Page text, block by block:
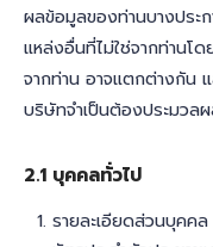
ผลข้อมูลของท่านบางประ
แหล่งอื่นที่ไม่ใช่จากท่าน
จากท่าน อาจแตกต่างกัน
บริษัทจำเป็นต้องประมวล
2.1 บุคคลทั่วไป
รายละเอียดส่วนบุคค